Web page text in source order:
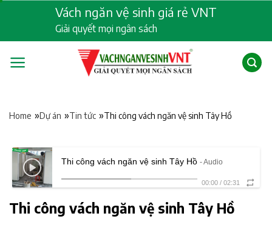
content
Vách ngăn vệ sinh giá rẻ VNT
Giải quyết mọi ngân sách
Home »Dự án »Tin tức »Thi công vách ngăn vệ sinh Tây Hồ
Thi công vách ngăn vệ sinh Tây Hồ - Audio
00:00 / 02:31
Thi công vách ngăn vệ sinh Tây Hồ